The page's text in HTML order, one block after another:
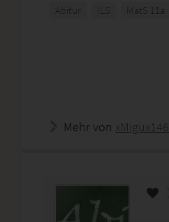
Abitur ILS MatS 11a
Mehr von xMigux146